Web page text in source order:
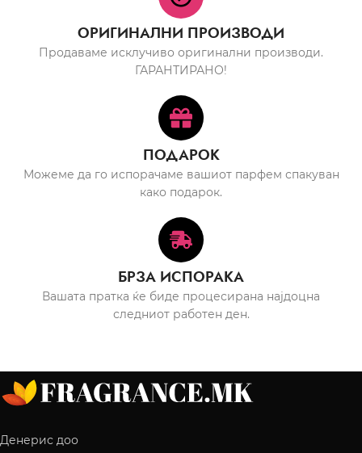
ОРИГИНАЛНИ ПРОИЗВОДИ
Продаваме исклучиво оригинални производи.
ГАРАНТИРАНО!
ПОДАРОК
Можеме да го испорачаме вашиот парфем спакуван
како подарок.
БРЗА ИСПОРАКА
Вашата пратка ќе биде процесирана најдоцна
следниот работен ден.
Денерис доо